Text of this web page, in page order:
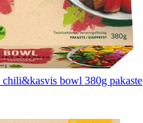
bowl 380g pakaste